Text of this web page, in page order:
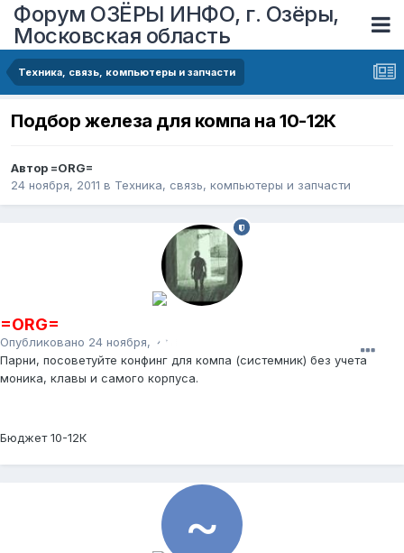
Форум ОЗЁРЫ ИНФО, г. Озёры,
Московская область
Техника, связь, компьютеры и запчасти
Подбор железа для компа на 10-12К
Автор =ORG=
24 ноября, 2011 в Техника, связь, компьютеры и запчасти
=ORG=
Опубликовано 24 ноября, 2011
Парни, посоветуйте конфинг для компа (системник) без учета
моника, клавы и самого корпуса.
Бюджет 10-12К